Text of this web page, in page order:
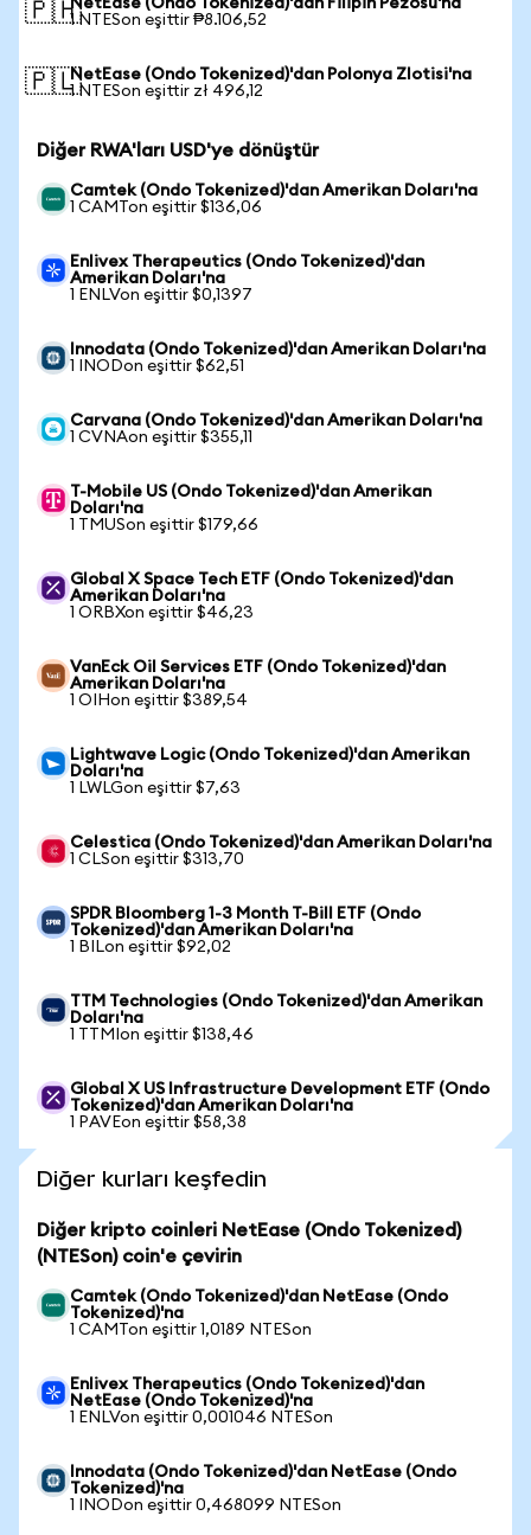
🇵🇭NetEase (Ondo Tokenized)'dan Filipin Pezosu'na
1 NTESon eşittir ₱8.106,52
🇵🇱NetEase (Ondo Tokenized)'dan Polonya Zlotisi'na
1 NTESon eşittir zł 496,12
Diğer RWA'ları USD'ye dönüştür
Camtek (Ondo Tokenized)'dan Amerikan Doları'na
1 CAMTon eşittir $136,06
Enlivex Therapeutics (Ondo Tokenized)'dan
Amerikan Doları'na
1 ENLVon eşittir $0,1397
Innodata (Ondo Tokenized)'dan Amerikan Doları'na
1 INODon eşittir $62,51
Carvana (Ondo Tokenized)'dan Amerikan Doları'na
1 CVNAon eşittir $355,11
T-Mobile US (Ondo Tokenized)'dan Amerikan
Doları'na
1 TMUSon eşittir $179,66
Global X Space Tech ETF (Ondo Tokenized)'dan
Amerikan Doları'na
1 ORBXon eşittir $46,23
VanEck Oil Services ETF (Ondo Tokenized)'dan
Amerikan Doları'na
1 OIHon eşittir $389,54
Lightwave Logic (Ondo Tokenized)'dan Amerikan
Doları'na
1 LWLGon eşittir $7,63
Celestica (Ondo Tokenized)'dan Amerikan Doları'na
1 CLSon eşittir $313,70
SPDR Bloomberg 1-3 Month T-Bill ETF (Ondo
Tokenized)'dan Amerikan Doları'na
1 BILon eşittir $92,02
TTM Technologies (Ondo Tokenized)'dan Amerikan
Doları'na
1 TTMIon eşittir $138,46
Global X US Infrastructure Development ETF (Ondo
Tokenized)'dan Amerikan Doları'na
1 PAVEon eşittir $58,38
Diğer kurları keşfedin
Diğer kripto coinleri NetEase (Ondo Tokenized)
(NTESon) coin'e çevirin
Camtek (Ondo Tokenized)'dan NetEase (Ondo
Tokenized)'na
1 CAMTon eşittir 1,0189 NTESon
Enlivex Therapeutics (Ondo Tokenized)'dan
NetEase (Ondo Tokenized)'na
1 ENLVon eşittir 0,001046 NTESon
Innodata (Ondo Tokenized)'dan NetEase (Ondo
Tokenized)'na
1 INODon eşittir 0,468099 NTESon